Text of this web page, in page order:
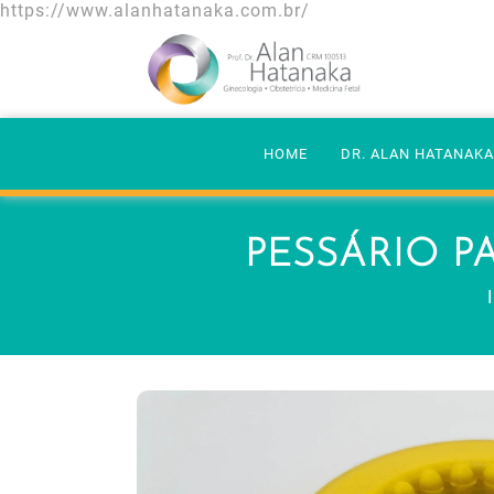
https://www.alanhatanaka.com.br/
HOME DR. ALAN HATANAKA
PESSÁRIO